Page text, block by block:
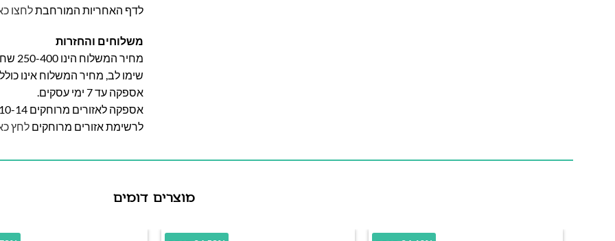
לדף האחריות המורחבתלחצו
משלוחים והחזרות
מחיר המשלוח הינו 250-400 שח וייקבע על פי אזור מגוריכם.
שימו לב, מחיר המשלוח אינו
אספקה עד 7 ימי עסקים.
אספקה לאזורים מרוחקים 10-14 ימי עסקים
לרשימת אזורים מרוחקים לחץ
מוצרים דומים